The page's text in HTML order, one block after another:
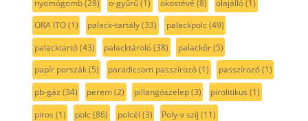
nyomógomb(28) o-gyűrű(1) okostévé (8) olajálló(1)
ORA ITO(1) palack-tartály(33) palackpolc(49)
palacktartó(43) palacktároló(38) palackőr(5)
papír porszák(5) paradicsom passzírozó(1) passzírozó(1)
pb-gáz (34) perem(2) pillangószelep(3) pirolitikus (1)
piros (1) polc(86) polcél (3) Poly-v szíj (11)